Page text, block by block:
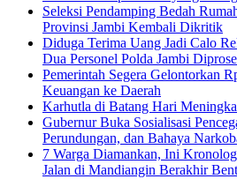
Seleksi Pendamping Bedah
Provinsi Jambi Kembali Dikritik
Diduga Terima Uang Jadi Calo
Dua Personel Polda Jambi
Pemerintah Segera Gelontorkan
Keuangan ke Daerah
Karhutla di Batang Hari
Gubernur Buka Sosialisasi
Perundungan, dan Bahaya
7 Warga Diamankan, Ini
Jalan di Mandiangin Berakhir